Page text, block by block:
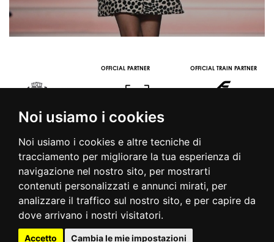
Noi usiamo i cookies
Noi usiamo i cookies e altre tecniche di
tracciamento per migliorare la tua esperienza di
navigazione nel nostro sito, per mostrarti
contenuti personalizzati e annunci mirati, per
analizzare il traffico sul nostro sito, e per capire da
dove arrivano i nostri visitatori.
Accetto Cambia le mie impostazioni
OFFICIAL MEDIA PARTNER OFFICIAL WINE PARTNER
© 2016 | PIAZZA DUOMO, 31 - 20122 MILANO - TEL +39.02.7771081
- FAX +39.02.77710850 -CAMERAMODA@CAMERAMODA.IT|APP
|PRIVACY POLICY|COOKIE POLICY